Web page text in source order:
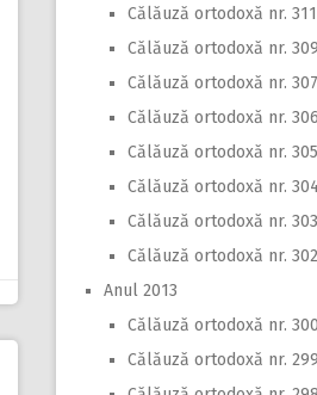
Călăuză ortodoxă nr.
Călăuză ortodoxă nr.
Călăuză ortodoxă nr.
Călăuză ortodoxă nr. 306
Călăuză ortodoxă nr. 305
Călăuză ortodoxă nr. 304
Călăuză ortodoxă nr. 303
Călăuză ortodoxă nr. 302
Anul 2013
Călăuză ortodoxă nr.
Călăuză ortodoxă nr. 299